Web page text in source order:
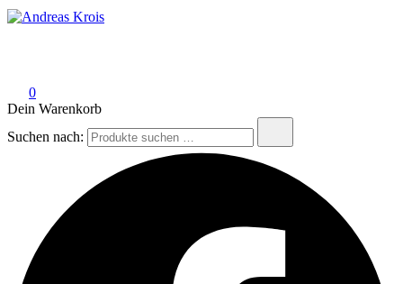
0
Dein Warenkorb
Suchen nach: